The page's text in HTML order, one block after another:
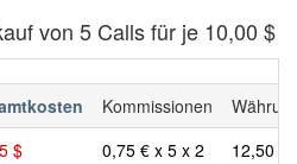
von 5 Calls für je 10,00 $
Kommissionen
$ 0,75 € x 5 x 2
12,50 $